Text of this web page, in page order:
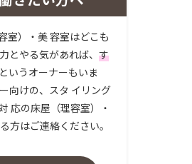
室）・美 容室はどこも
とやる気があれば、 す
というオーナーもいま
向けの、スタ イリング
応の床屋（理容室）・
方はご連絡ください。